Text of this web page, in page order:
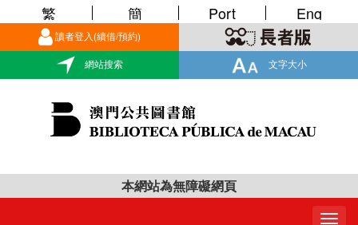
讀者登入(續借/預約)
網站搜索 文字大小
繁 簡 Port Eng
本網站為無障礙網頁